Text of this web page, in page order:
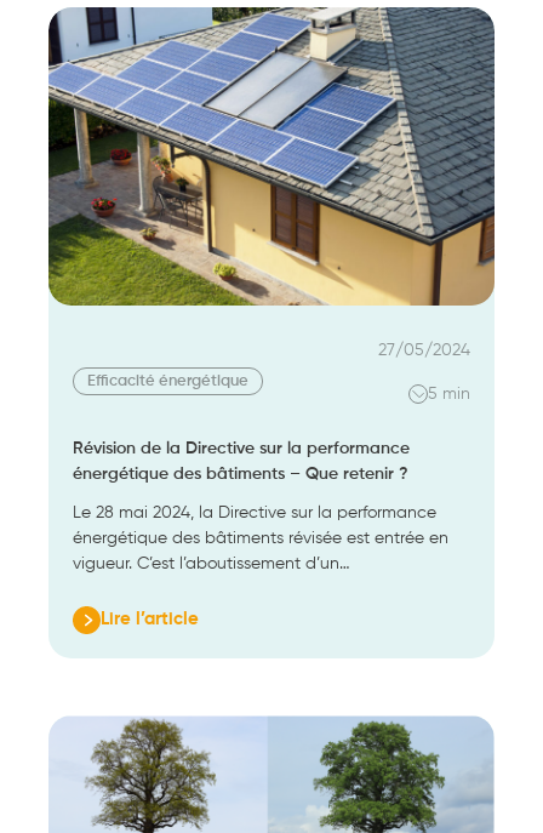
intermédiaires
:
nouvelle
opportunité
de
profiter
d’une
TVA
réduite
à
10%
la
!
Efficacité énergétique
27/05/2024
5 min
Révision de la Directive sur la performance
énergétique des bâtiments – Que retenir ?
Le 28 mai 2024, la Directive sur la performance
énergétique des bâtiments révisée est entrée en
vigueur. C’est l’aboutissement d’un…
Lire l’article
:
Révision
Directive
sur
la
performance